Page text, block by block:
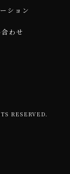
ション
わせ
RESERVED.